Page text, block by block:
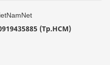
(Tp.HCM)